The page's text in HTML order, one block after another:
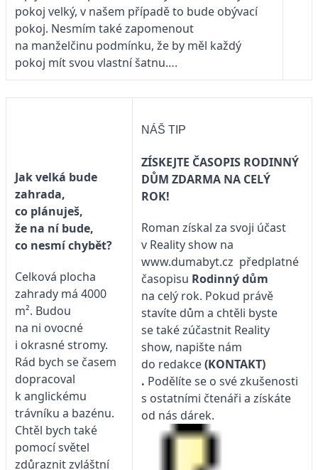
pokoj velký, v našem případě to bude obývací
pokoj. Nesmím také zapomenout
na manželčinu podmínku, že by měl každý
pokoj mít svou vlastní šatnu….
Jak velká bude
zahrada,
co plánuješ,
že na ní bude,
co nesmí chybět?
Celková plocha
zahrady má 4000
m². Budou
na ni ovocné
i okrasné stromy.
Rád bych se časem
dopracoval
k anglickému
trávníku a bazénu.
Chtěl bych také
pomocí světel
zdůraznit zvláštní
NÁŠ TIP
ZÍSKEJTE ČASOPIS RODINNÝ
DŮM ZDARMA NA CELÝ
ROK!
Roman získal za svoji účast
v Reality show na
www.dumabyt.cz předplatné
časopisu Rodinný dům
na celý rok. Pokud právě
stavíte dům a chtěli byste
se také zúčastnit Reality
show, napište nám
do redakce(KONTAKT)
. Podělíte se o své zkušenosti
s ostatními čtenáři a získáte
od nás dárek.